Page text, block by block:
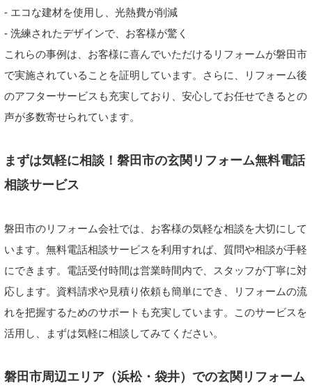
- エコな建材を使用し、光熱費が削減
- 洗練されたデザインで、お客様が驚く
これらの事例は、お客様に喜んでいただけるリフォームが磐田市
で実施されていることを証明しています。さらに、リフォーム後
のアフターサービスも充実しており、安心してお任せできるとの
声が多数寄せられています。
まずは気軽に相談！磐田市の玄関リフォーム無料電話
相談サービス
磐田市のリフォーム会社では、お客様の気軽な相談を大切にして
います。無料電話相談サービスを利用すれば、質問や相談が手軽
にできます。電話受付時間は営業時間内で、スタッフが丁寧に対
応します。資料請求や見積り依頼も簡単にでき、リフォームの流
れを把握するためのサポートも充実しています。このサービスを
活用し、まずは気軽に相談してみてください。
磐田市周辺エリア（浜松・袋井）での玄関リフォーム